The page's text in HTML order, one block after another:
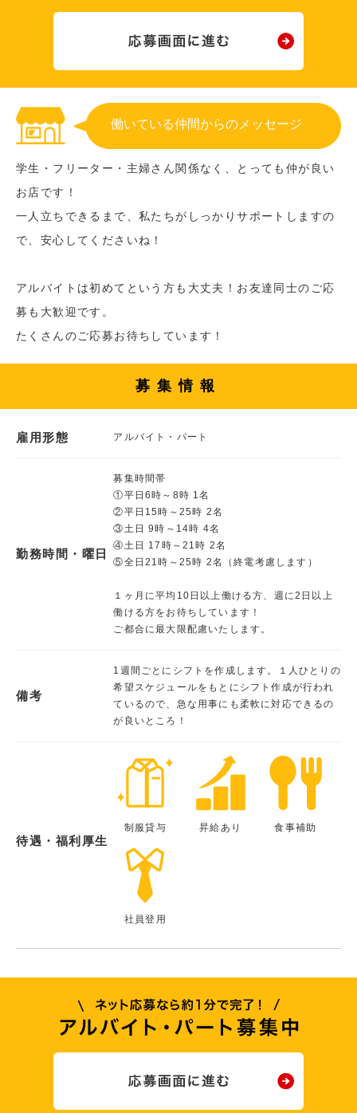
働いている仲間からのメッセージ
学生・フリーター・主婦さん関係なく、とっても仲が良い
お店です！
一人立ちできるまで、私たちがしっかりサポートしますの
で、安心してくださいね！
アルバイトは初めてという方も大丈夫！お友達同士のご応
募も大歓迎です。
たくさんのご応募お待ちしています！
募集情報
雇用形態 アルバイト・パート
勤務時間・曜日
募集時間帯
①平日6時～8時 1名
②平日15時～25時 2名
③土日 9時～14時 4名
④土日 17時～21時 2名
⑤全日21時～25時 2名（終電考慮します）
１ヶ月に平均10日以上働ける方、週に2日以上
働ける方をお待ちしています！
ご都合に最大限配慮いたします。
備考
1週間ごとにシフトを作成します。１人ひとりの
希望スケジュールをもとにシフト作成が行われ
ているので、急な用事にも柔軟に対応できるの
が良いところ！
待遇・福利厚生
制服貸与 昇給あり 食事補助
社員登用